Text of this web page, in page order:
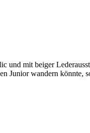
und mit beiger
Junior wandern